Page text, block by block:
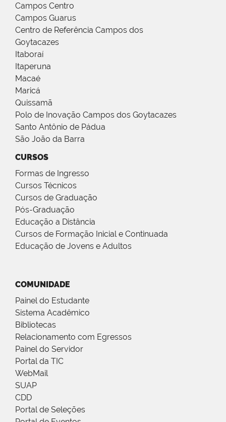
Campos Centro
Campos Guarus
Centro de Referência Campos dos
Goytacazes
Itaboraí
Itaperuna
Macaé
Maricá
Quissamã
Polo de Inovação Campos dos Goytacazes
Santo Antônio de Pádua
São João da Barra
CURSOS
Formas de Ingresso
Cursos Técnicos
Cursos de Graduação
Pós-Graduação
Educação a Distância
Cursos de Formação Inicial e Continuada
Educação de Jovens e Adultos
COMUNIDADE
Painel do Estudante
Sistema Acadêmico
Bibliotecas
Relacionamento com Egressos
Painel do Servidor
Portal da TIC
WebMail
SUAP
CDD
Portal de Seleções